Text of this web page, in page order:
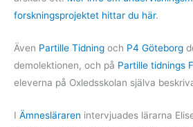
forskningsprojektet hittar du här.
Även Partille Tidning och P4 Göteborg
demolektionen, och på Partille tidnings
eleverna på Oxledsskolan själva
I Ämnesläraren intervjuades lärarna